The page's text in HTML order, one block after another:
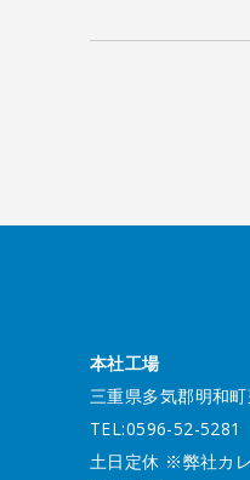
本社工場
三重県多気郡明和
TEL:0596-52-5281
土日定休 ※弊社カ